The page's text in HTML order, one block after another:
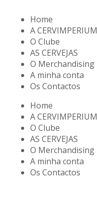
Home
A CERVIMPERIUM
O Clube
AS CERVEJAS
O Merchandising
A minha conta
Os Contactos
Home
A CERVIMPERIUM
O Clube
AS CERVEJAS
O Merchandising
A minha conta
Os Contactos